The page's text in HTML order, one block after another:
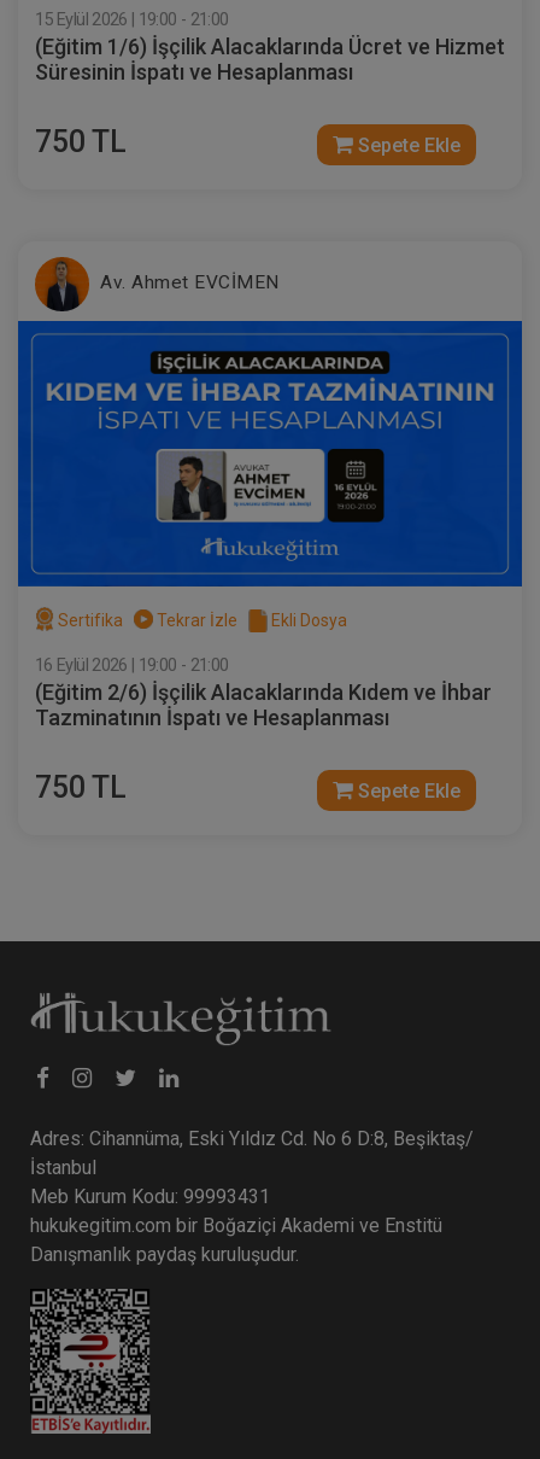
Borçluya Rızaen Satış Yetkisi Verilmesi
Atilla GÜNDOĞAN
İİK Değişiklikleri ve Getirdiği Yenilikler
Video Eğitimi
300 TL
İcra Hukukunda Kambiyo Takipleri ve
Püf Noktaları Video Eğitimi
300 TL
Atilla GÜNDOĞAN
15 Eylül 2026 | 19:00 - 21:00
(Eğitim 1/6) İşçilik Alacaklarında Ücret ve Hizmet
Süresinin İspatı ve Hesaplanması
750 TL Sepete Ekle
Av. Ahmet EVCİMEN
Sertifika Tekrar İzle Ekli Dosya
16 Eylül 2026 | 19:00 - 21:00
(Eğitim 2/6) İşçilik Alacaklarında Kıdem ve İhbar
Tazminatının İspatı ve Hesaplanması
750 TL Sepete Ekle
Adres: Cihannüma, Eski Yıldız Cd. No 6 D:8, Beşiktaş/
İstanbul
Meb Kurum Kodu: 99993431
hukukegitim.com bir Boğaziçi Akademi ve Enstitü
Danışmanlık paydaş kuruluşudur.